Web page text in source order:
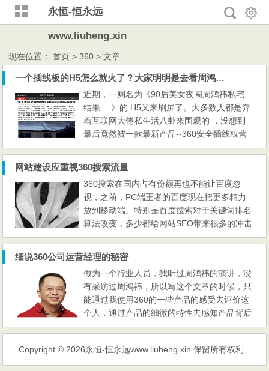
永恒-恒永远
www.liuheng.xin
现在位置：首页 > 360 > 文章
一个插线板的H5怎么就火了？大家明明是去看周鸿祎的八卦的
近期，一则名为《90后美女夜闯周鸿祎私宅,
结果….》的 H5又来刷屏了。大多数人都是奔
着互联网大佬私生活八卦来围观的 ，没想到
最后竟然被一款最新产品--360安全插线板营
销了。据该H5执行公司透露，短短6个小时，
该H5达到36万PV、25万UV量。下面来分析下
该H5爆火的原因。 其实，最先以插入视频做
H5的第一个经典案例来源于《吴亦凡入伍
了？》这个H5基本的执行流程跟其大体相
似，以假新闻页载入，设置自动视频...
网站建设应重视360搜索流量
360搜索在国内占有份额再也不能让百度忽
视，之前，PC端王者的百度现在把更多精力
放到移动端。特别是百度搜索对于关键词排名
算法改变，多少都给网站SEO带来很多的冲击
力，外链在网站建设中所占的比重越来越小，
的排名已经不复存在。 这几天小编跟周围做S
EO的盆友们在一起交谈中，都说到外链这
点，就是外链发还是不发。但是，我们得到的
一种答案就是现在小编朋友圈...
细说360公司运营经理的秘密
做为一个行业人员，我听过周鸿祎的演讲，没
有采访过周鸿祎，所以写这个文章的时候，只
能通过我使用360的一些产品的感受去评价这
个人，通过产品的细微的特性去感知产品背后
的人性，通过这种感受可以说周鸿祎是中国互
一，是因为还有其他的产品经理也非常优秀，
比如马化腾，张小龙等。我觉得一个优秀的产
Copyright © 2026永恒-恒永远www.liuheng.xin 保留所有权利.